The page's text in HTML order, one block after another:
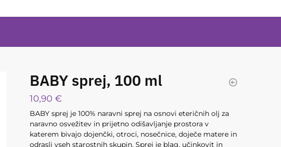
BABY sprej, 100 ml
10,90 €
BABY sprej je 100% naravni sprej na osnovi eteričnih olj za
naravno osvežitev in prijetno odišavljanje prostora v
katerem bivajo dojenčki, otroci, nosečnice, doječe matere in
odrasli vseh starostnih skupin. Sprej je blag, učinkovit in